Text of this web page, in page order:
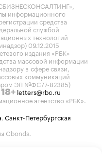
информационного
средства
службой
технологий
09.12.2015
издания «РБК»
массовой информации
в сфере связи,
коммуникаций
ЭЛ №ФС77-82385)
18+ letters@rbc.ru
агентство «РБК».
, Санкт-Петербургская
Cbonds.